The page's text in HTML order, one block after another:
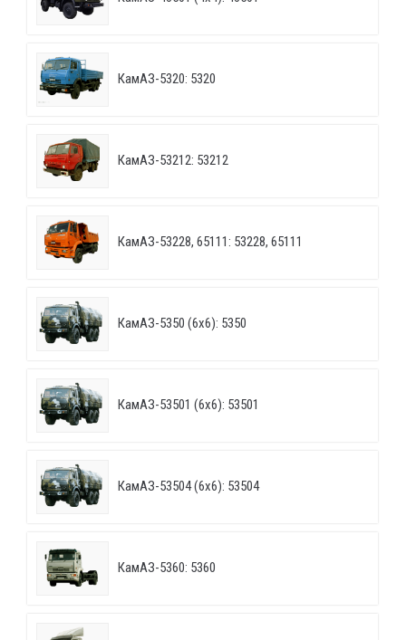
КамАЗ-5320: 5320
КамАЗ-53212: 53212
КамАЗ-53228, 65111: 53228, 65111
КамАЗ-5350 (6х6): 5350
КамАЗ-53501 (6х6): 53501
КамАЗ-53504 (6х6): 53504
КамАЗ-5360: 5360